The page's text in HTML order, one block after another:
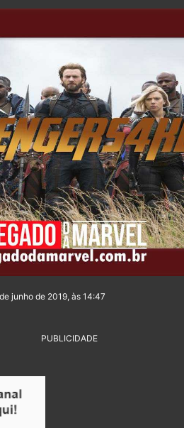
junho de 2019, às 14:47
PUBLICIDADE